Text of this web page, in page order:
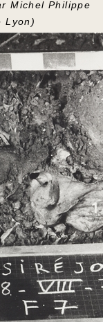
Michel Philippe
Lyon)